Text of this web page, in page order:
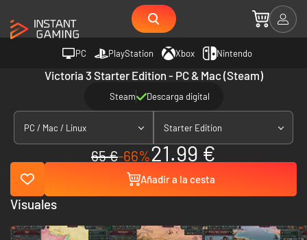
PC PlayStation Xbox Nintendo
Victoria 3 Starter Edition - PC & Mac (Steam)
Steam Descarga digital
PC / Mac / Linux Starter Edition
65 €-66%21.99 €
Añadir a la cesta
Visuales